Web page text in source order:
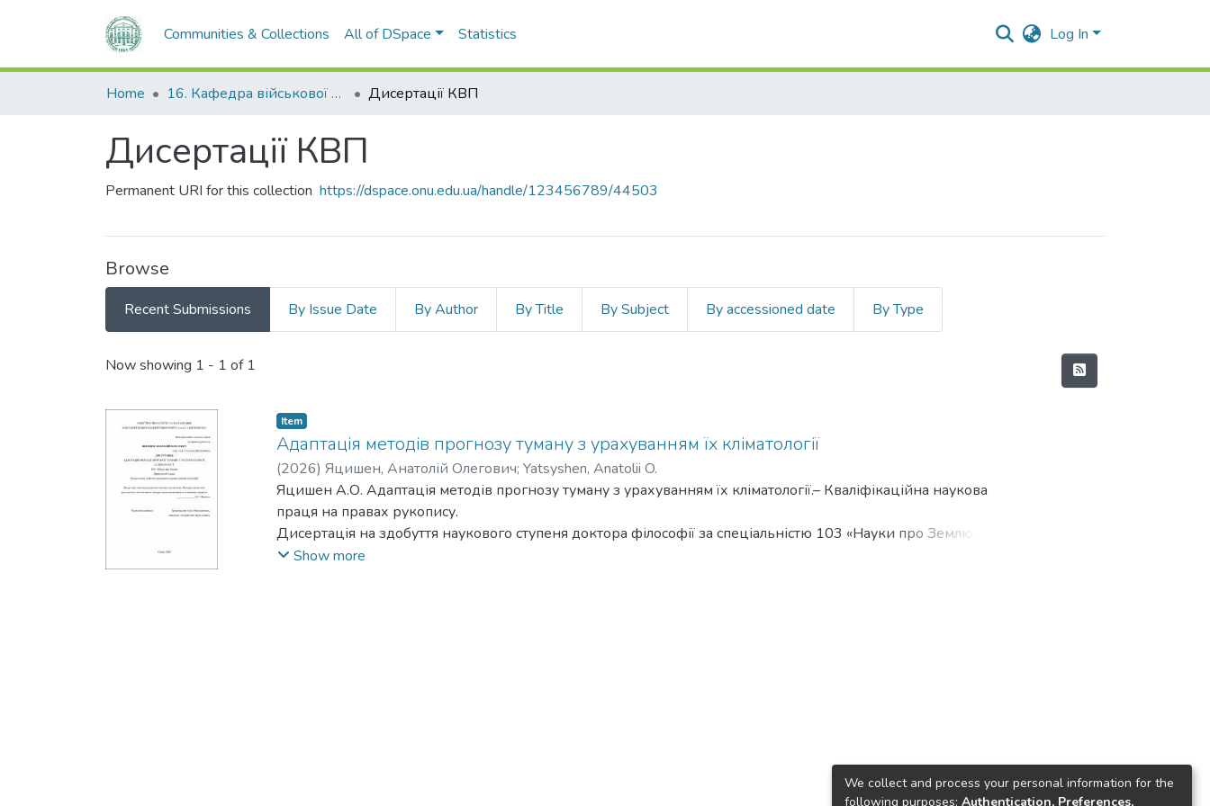
Communities & Collections All of DSpace Statistics Log In
Home 16. Кафедра військової підготовки Дисертації КВП
Дисертації КВП
Permanent URI for this collection https://dspace.onu.edu.ua/handle/123456789/44503
Browse
Recent Submissions By Issue Date By Author By Title By Subject By accessioned date By Type
Recent Submissions
Now showing 1 - 1 of 1
Item
Адаптація методів прогнозу туману з урахуванням їх кліматології
(2026) Яцишен, Анатолій Олегович; Yatsyshen, Anatolii O.
Яцишен А.О. Адаптація методів прогнозу туману з урахуванням їх кліматології.– Кваліфікаційна наукова
праця на правах рукопису.
Дисертація на здобуття наукового ступеня доктора філософії за спеціальністю 103 «Науки про Землю». –
Одеський національний університет імені І. І. Мечникова, МОН України, м. Одеса, 2026.
У роботі використано комплекс кліматологічних, статистичних, синоптичних і розрахункових методів
Show more
We collect and process your personal information for the
following purposes: Authentication, Preferences,